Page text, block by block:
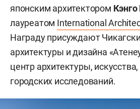
японским архитектором
лауреатом International
Награду присуждают
архитектуры и дизайна
центр архитектуры,
городских исследований.